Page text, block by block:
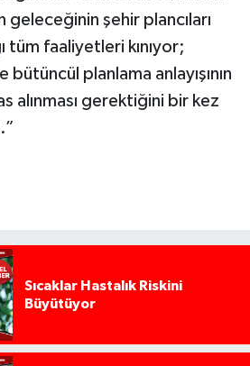
geleceğinin şehir plancıları
tüm faaliyetleri kınıyor;
bütüncül planlama anlayışının
alınması gerektiğini bir kez
Sıcaklar Hastalık Riskini
Büyütüyor